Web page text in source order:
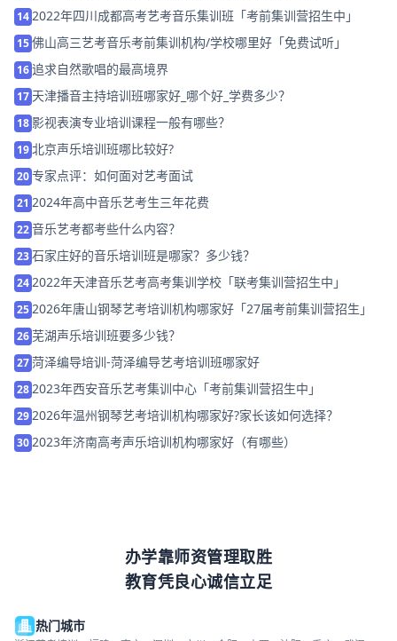
14 2022年四川成都高考艺考音乐集训班「考前集训营招生中」
15佛山高三艺考音乐考前集训机构/学校哪里好「免费试听」
16追求自然歌唱的最高境界
17 天津播音主持培训班哪家好_哪个好_学费多少？
18 影视表演专业培训课程一般有哪些？
19 北京声乐培训班哪比较好?
20专家点评：如何面对艺考面试
21 2024年高中音乐艺考生三年花费
22音乐艺考都考些什么内容？
23石家庄好的音乐培训班是哪家？多少钱？
24 2022年天津音乐艺考高考集训学校「联考集训营招生中」
25 2026年唐山钢琴艺考培训机构哪家好「27届考前集训营招生」
26芜湖声乐培训班要多少钱？
27菏泽编导培训-菏泽编导艺考培训班哪家好
28 2023年西安音乐艺考集训中心「考前集训营招生中」
29 2026年温州钢琴艺考培训机构哪家好?家长该如何选择？
30 2023年济南高考声乐培训机构哪家好（有哪些）
办学靠师资管理取胜
教育凭良心诚信立足
热门城市